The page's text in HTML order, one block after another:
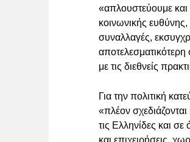
«απλουστεύουμε και
κοινωνικής
συναλλαγές,
με τις διεθνείς
Για την πολιτική
«πλέον
τις Ελληνίδες και
και επιχειρήσεις,